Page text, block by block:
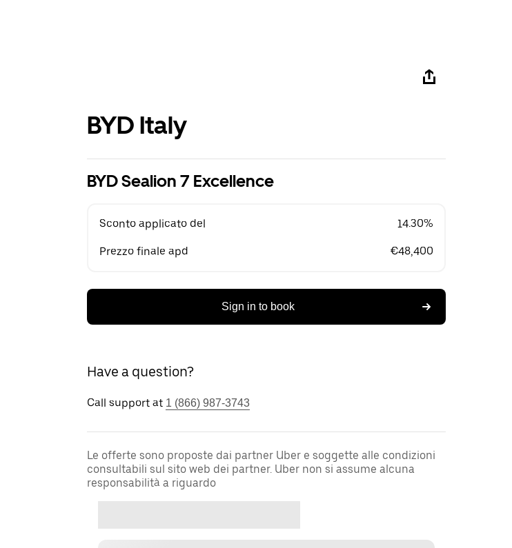
BYD Italy
BYD Sealion 7 Excellence
Sconto applicato del 14.30%
Prezzo finale apd €48,400
Sign in to book
Have a question?
Call support at 1 (866) 987-3743
Le offerte sono proposte dai partner Uber e soggette alle condizioni
consultabili sul sito web dei partner. Uber non si assume alcuna
responsabilità a riguardo